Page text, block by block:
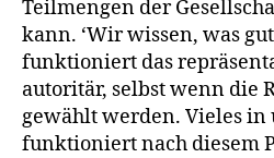
Teilmengen der
kann. ‘Wir wissen, was
funktioniert das
autoritär, selbst wenn die
gewählt werden. Vieles in
funktioniert nach diesem